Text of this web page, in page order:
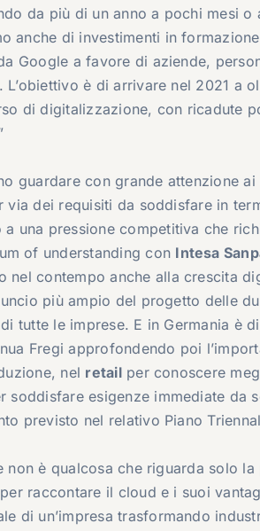
da più di un anno a pochi mesi
anche di investimenti in
Google a favore di aziende,
è di arrivare nel 2021 a
di digitalizzazione, con ricadute
guardare con grande attenzione
via dei requisiti da soddisfare in
una pressione competitiva che
of understanding con Intesa
nel contempo anche alla crescita
più ampio del progetto delle
tutte le imprese. E in Germania è
Fregi approfondendo poi
nel retailper conoscere
soddisfare esigenze immediate da
previsto nel relativo Piano
non è qualcosa che riguarda solo
raccontare il cloud e i suoi
di un’impresa trasformando